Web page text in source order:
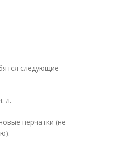
следующие
л.
перчатки (не